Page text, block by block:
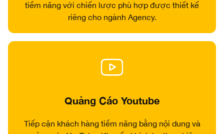
tiềm năng với chiến lược phù hợp được thiết kế
riêng cho ngành Agency.
Quảng Cáo Youtube
Tiếp cận khách hàng tiềm năng bằng nội dung và